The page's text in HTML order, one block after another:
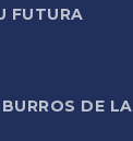
FUTURA
DE LA